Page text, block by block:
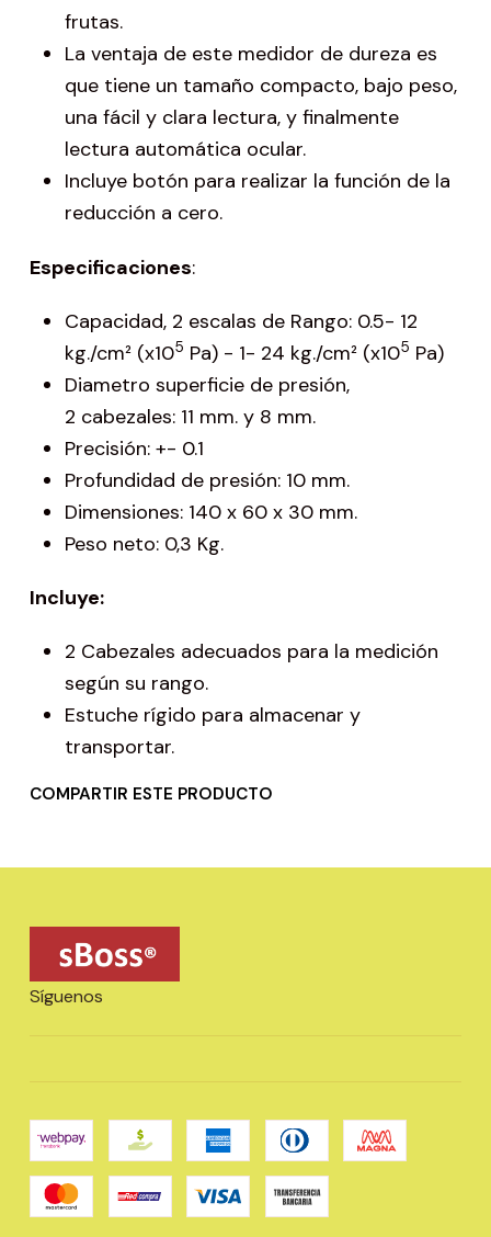
frutas.
La ventaja de este medidor de dureza es
que tiene un tamaño compacto, bajo peso,
una fácil y clara lectura, y finalmente
lectura automática ocular.
Incluye botón para realizar la función de la
reducción a cero.
Especificaciones:
Capacidad, 2 escalas de Rango: 0.5- 12
kg./cm² (x105 Pa) - 1- 24 kg./cm² (x105 Pa)
Diametro superficie de presión,
2 cabezales: 11 mm. y 8 mm.
Precisión: +- 0.1
Profundidad de presión: 10 mm.
Dimensiones: 140 x 60 x 30 mm.
Peso neto: 0,3 Kg.
Incluye:
2 Cabezales adecuados para la medición
según su rango.
Estuche rígido para almacenar y
transportar.
COMPARTIR ESTE PRODUCTO
Síguenos